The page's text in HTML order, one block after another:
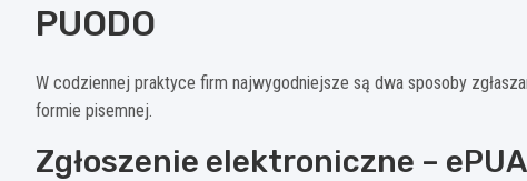
PUODO
W codziennej praktyce firm najwygodniejsze są dwa sposoby
formie pisemnej.
Zgłoszenie elektroniczne –